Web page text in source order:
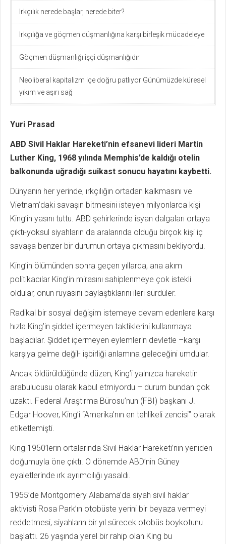
Irkçılık nerede başlar, nerede biter?
Irkçılığa ve göçmen düşmanlığına karşı birleşik mücadeleye
Göçmen düşmanlığı işçi düşmanlığıdır
Neoliberal kapitalizm içe doğru patlıyor Günümüzde küresel
yıkım ve aşırı sağ
Yuri Prasad
ABD Sivil Haklar Hareketi’nin efsanevi lideri Martin
Luther King, 1968 yılında Memphis’de kaldığı otelin
balkonunda uğradığı suikast sonucu hayatını kaybetti.
Dünyanın her yerinde, ırkçılığın ortadan kalkmasını ve
Vietnam’daki savaşın bitmesini isteyen milyonlarca kişi
King’in yasını tuttu. ABD şehirlerinde isyan dalgaları ortaya
çıktı-yoksul siyahların da aralarında olduğu birçok kişi iç
savaşa benzer bir durumun ortaya çıkmasını bekliyordu.
King’in ölümünden sonra geçen yıllarda, ana akım
politikacılar King’in mirasını sahiplenmeye çok istekli
oldular, onun rüyasını paylaştıklarını ileri sürdüler.
Radikal bir sosyal değişim istemeye devam edenlere karşı
hızla King’in şiddet içermeyen taktiklerini kullanmaya
başladılar. Şiddet içermeyen eylemlerin devletle –karşı
karşıya gelme değil- işbirliği anlamına geleceğini umdular.
Ancak öldürüldüğünde düzen, King’i yalnızca hareketin
arabulucusu olarak kabul etmiyordu – durum bundan çok
uzaktı. Federal Araştırma Bürosu’nun (FBI) başkanı J.
Edgar Hoover, King’i “Amerika’nın en tehlikeli zencisi” olarak
etiketlemişti.
King 1950’lerin ortalarında Sivil Haklar Hareketi’nin yeniden
doğumuyla öne çıktı. O dönemde ABD’nin Güney
eyaletlerinde ırk ayrımcılığı yasaldı.
1955’de Montgomery Alabama’da siyah sivil haklar
aktivisti Rosa Park’ın otobüste yerini bir beyaza vermeyi
reddetmesi, siyahların bir yıl sürecek otobüs boykotunu
başlattı. 26 yaşında yerel bir rahip olan King bu